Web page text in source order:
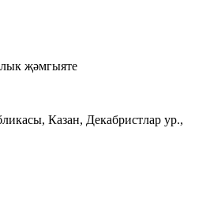
җәмгыяте
Казан, Декабристлар ур.,